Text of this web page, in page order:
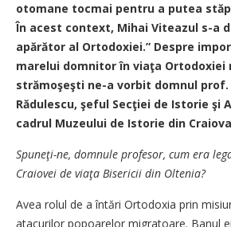
otomane tocmai pentru a putea
În acest context, Mihai Viteazul s-a
apărător al Ortodoxiei.” Despre
marelui domnitor în viaţa Ortodoxiei
strămoşeşti ne-a vorbit domnul prof.
Rădulescu, şeful Secţiei de Istorie şi
cadrul Muzeului de Istorie din
Spuneţi-ne, domnule profesor, cum era
Craiovei de viaţa Bisericii din Oltenia?
Avea rolul de a întări Ortodoxia prin
atacurilor popoarelor migratoare. Banul